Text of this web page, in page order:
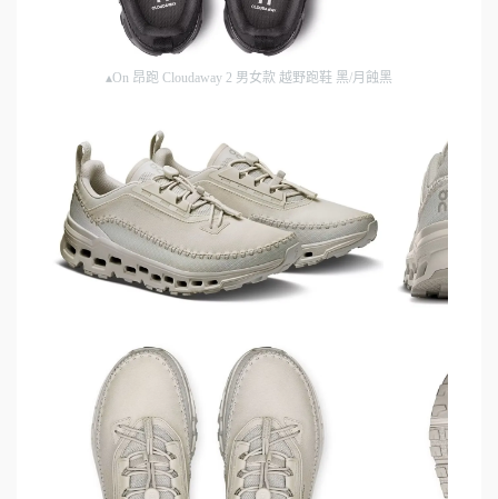
▴On 昂跑 Cloudaway 2 男女款 越野跑鞋 黑/月蝕黑